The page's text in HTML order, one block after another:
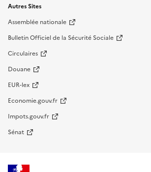
Autres Sites
Assemblée nationale
Bulletin Officiel de la Sécurité Sociale
Circulaires
Douane
EUR-lex
Economie.gouv.fr
Impots.gouv.fr
Sénat